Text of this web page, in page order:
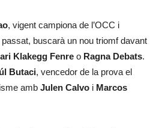
, vigent campiona de l’OCC i
buscarà un nou triomf davant
Klakegg Fenre o Ragna Debats.
Butaci, vencedor de la prova el
amb Julen Calvo i Marcos